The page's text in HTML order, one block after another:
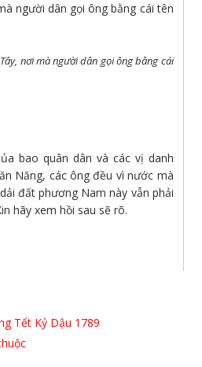
người dân gọi ông bằng cái tên
nơi mà người dân gọi ông bằng cái
bao quân dân và các vị danh
Năng, các ông đều vì nước mà
đất phương Nam này vẫn phải
hãy xem hồi sau sẽ rõ.
Tết Kỷ Dậu 1789